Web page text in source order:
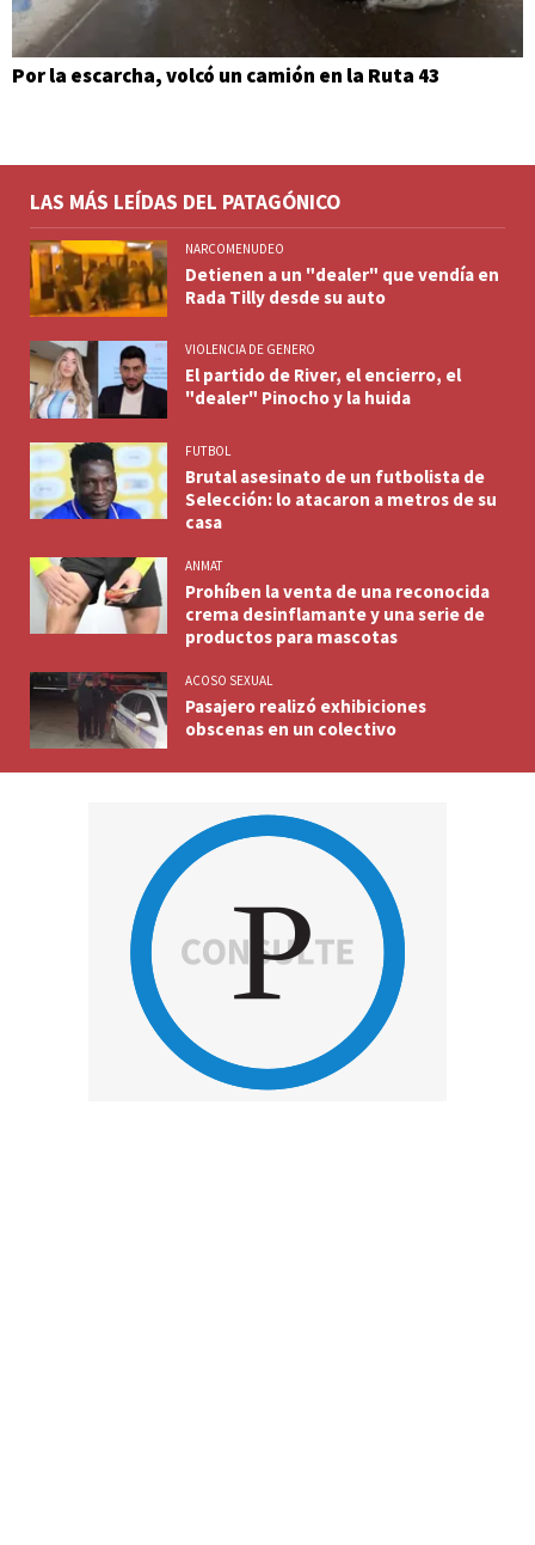
Por la escarcha, volcó un camión en la Ruta 43
LAS MÁS LEÍDAS DEL PATAGÓNICO
NARCOMENUDEO
Detienen a un "dealer" que vendía en
Rada Tilly desde su auto
VIOLENCIA DE GENERO
El partido de River, el encierro, el
"dealer" Pinocho y la huida
FUTBOL
Brutal asesinato de un futbolista de
Selección: lo atacaron a metros de su
casa
ANMAT
Prohíben la venta de una reconocida
crema desinflamante y una serie de
productos para mascotas
ACOSO SEXUAL
Pasajero realizó exhibiciones
obscenas en un colectivo